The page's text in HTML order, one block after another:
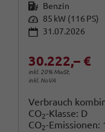
Kraftstoff Benzin
Leistung 85 kW (116 PS)
31.07.2026
30.222,– €
inkl. 20% MwSt.
inkl. NoVA
Verbrauch
CO2-Klasse: D
CO2-Emissionen: